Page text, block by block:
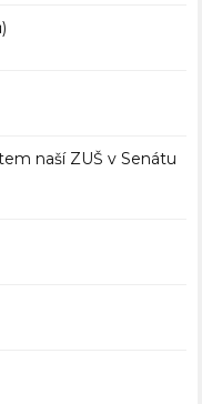
naší ZUŠ v Senátu